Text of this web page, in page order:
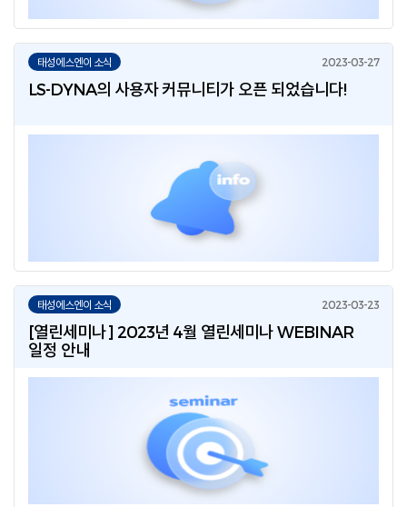
태성에스엔이 소식
LS-DYNA의 사용자 커뮤니티가 오픈 되었습니다!
태성에스엔이 소식
[열린세미나] 2023년 4월 열린세미나 WEBINAR
일정 안내